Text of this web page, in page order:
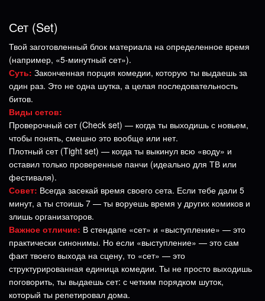
Сет (Set)
Твой заготовленный блок материала на определенное время
(например, «5-минутный сет»).
Суть: Законченная порция комедии, которую ты выдаешь за
один раз. Это не одна шутка, а целая последовательность
битов.
Виды сетов:
Проверочный сет (Check set) — когда ты выходишь с новьем,
чтобы понять, смешно это вообще или нет.
Плотный сет (Tight set) — когда ты выкинул всю «воду» и
оставил только проверенные панчи (идеально для ТВ или
фестиваля).
Совет: Всегда засекай время своего сета. Если тебе дали 5
минут, а ты стоишь 7 — ты воруешь время у других комиков и
злишь организаторов.
Важное отличие: В стендапе «сет» и «выступление» — это
практически синонимы. Но если «выступление» — это сам
факт твоего выхода на сцену, то «сет» — это
структурированная единица комедии. Ты не просто выходишь
поговорить, ты выдаешь сет: с четким порядком шуток,
который ты репетировал дома.